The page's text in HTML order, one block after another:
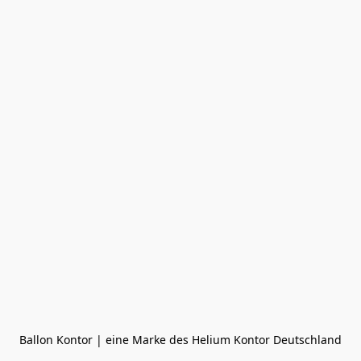
Ballon Kontor | eine Marke des Helium Kontor Deutschland